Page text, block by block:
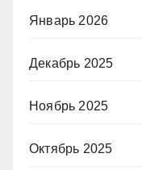
Январь 2026
Декабрь 2025
Ноябрь 2025
Октябрь 2025